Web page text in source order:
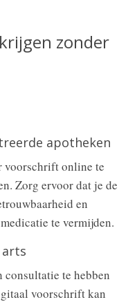
zonder
apotheken
voorschrift online te
Zorg ervoor dat je de
en
te vermijden.
consultatie te hebben
voorschrift kan